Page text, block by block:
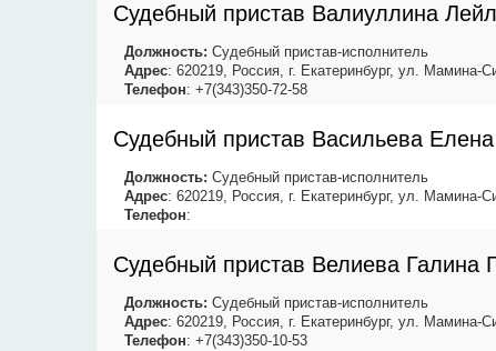
Судебный пристав Валиуллина
Должность: Судебный пристав-исполнитель
Адрес: 620219, Россия, г. Екатеринбург, ул. Мамина-
Телефон: +7(343)350-72-58
Судебный пристав Васильева
Должность: Судебный пристав-исполнитель
Адрес: 620219, Россия, г. Екатеринбург, ул. Мамина-
Телефон:
Судебный пристав Велиева Галина
Должность: Судебный пристав-исполнитель
Адрес: 620219, Россия, г. Екатеринбург, ул. Мамина-
Телефон: +7(343)350-10-53